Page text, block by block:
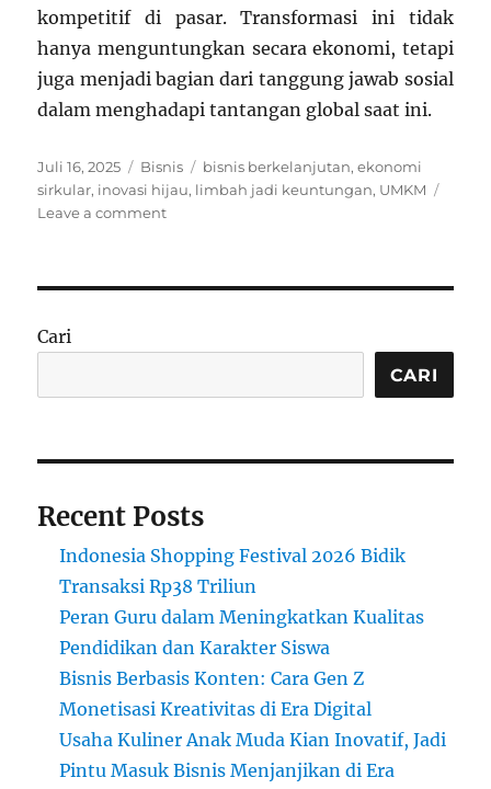
kompetitif di pasar. Transformasi ini tidak
hanya menguntungkan secara ekonomi, tetapi
juga menjadi bagian dari tanggung jawab sosial
dalam menghadapi tantangan global saat ini.
Posted
on
Juli 16, 2025 Categories
Bisnis Tags
bisnis berkelanjutan,ekonomi
sirkular, inovasi hijau, limbah jadi keuntungan, UMKM
Leave a commenton
Limbah
Keuntungan
Cari
CARI
Recent Posts
Indonesia Shopping Festival 2026 Bidik
Transaksi Rp38 Triliun
Peran Guru dalam Meningkatkan Kualitas
Pendidikan dan Karakter Siswa
Bisnis Berbasis Konten: Cara Gen Z
Monetisasi Kreativitas di Era Digital
Usaha Kuliner Anak Muda Kian Inovatif, Jadi
Pintu Masuk Bisnis Menjanjikan di Era